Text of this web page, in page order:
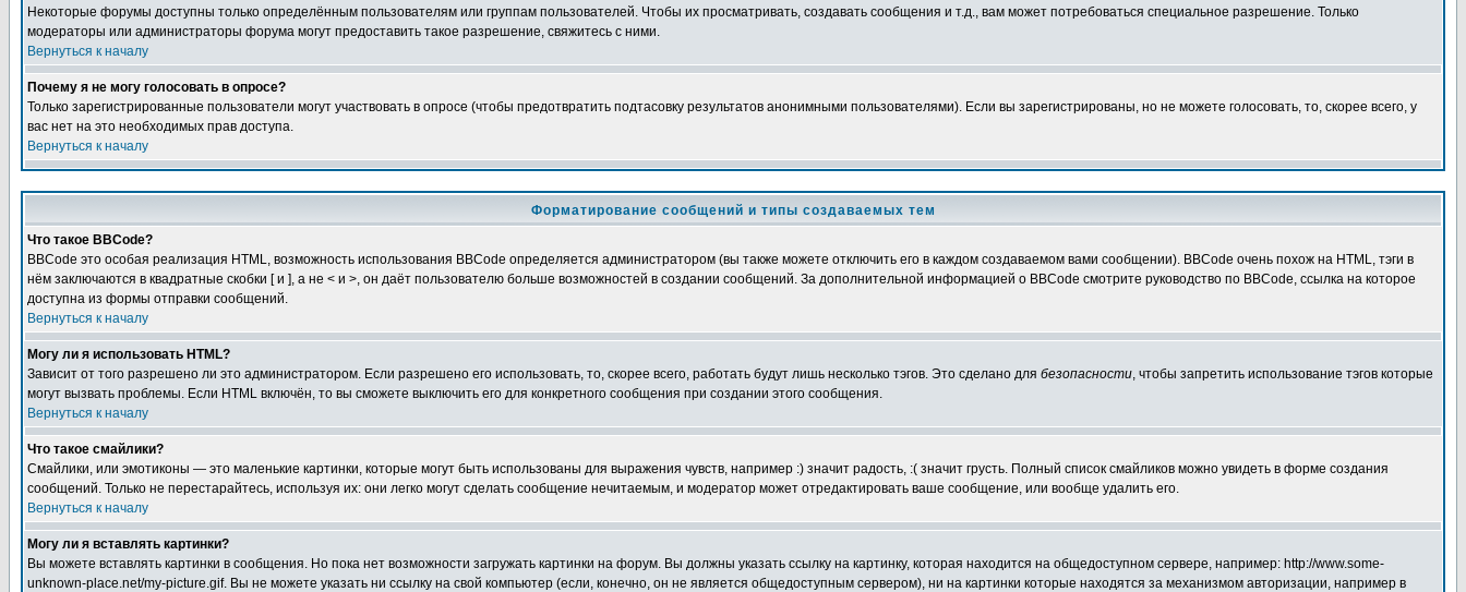
Некоторые форумы доступны только определённым пользователям или группам пользователей. Чтобы их просматривать, создавать сообщения и т.д., вам может потребоваться специальное разрешение. Только
модераторы или администраторы форума могут предоставить такое разрешение, свяжитесь с ними.
Вернуться к началу
Почему я не могу голосовать в опросе?
Только зарегистрированные пользователи могут участвовать в опросе (чтобы предотвратить подтасовку результатов анонимными пользователями). Если вы зарегистрированы, но не можете голосовать, то, скорее всего, у
вас нет на это необходимых прав доступа.
Вернуться к началу
Форматирование сообщений и типы создаваемых тем
Что такое BBCode?
BBCode это особая реализация HTML, возможность использования BBCode определяется администратором (вы также можете отключить его в каждом создаваемом вами сообщении). BBCode очень похож на HTML, тэги в
нём заключаются в квадратные скобки [ и ], а не < и >, он даёт пользователю больше возможностей в создании сообщений. За дополнительной информацией о BBCode смотрите руководство по BBCode, ссылка на которое
доступна из формы отправки сообщений.
Вернуться к началу
Могу ли я использовать HTML?
Зависит от того разрешено ли это администратором. Если разрешено его использовать, то, скорее всего, работать будут лишь несколько тэгов. Это сделано для безопасности, чтобы запретить использование тэгов которые
могут вызвать проблемы. Если HTML включён, то вы сможете выключить его для конкретного сообщения при создании этого сообщения.
Вернуться к началу
Что такое смайлики?
Смайлики, или эмотиконы — это маленькие картинки, которые могут быть использованы для выражения чувств, например :) значит радость, :( значит грусть. Полный список смайликов можно увидеть в форме создания
сообщений. Только не перестарайтесь, используя их: они легко могут сделать сообщение нечитаемым, и модератор может отредактировать ваше сообщение, или вообще удалить его.
Вернуться к началу
Могу ли я вставлять картинки?
Вы можете вставлять картинки в сообщения. Но пока нет возможности загружать картинки на форум. Вы должны указать ссылку на картинку, которая находится на общедоступном сервере, например: http://www.some-
unknown-place.net/my-picture.gif. Вы не можете указать ни ссылку на свой компьютер (если, конечно, он не является общедоступным сервером), ни на картинки которые находятся за механизмом авторизации, например в